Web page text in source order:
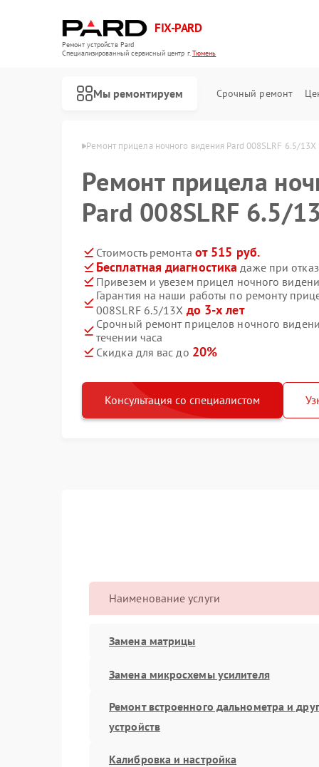
FIX-PARD
Ремонт устройств Pard
Специализированный cервисный центр г.Тюмень
Мы ремонтируем Срочный ремонт
Pard в Тюмени Ремонт прицела ночного видения Pard 008SLRF 6.5/
Ремонт прицела
Pard 008SLRF 6.5/
Стоимость ремонта от 515 руб.
Бесплатная диагностика даже при
Привезем и увезем прицел ночного
Гарантия на наши работы по ремонту
008SLRF 6.5/13X до 3-х лет
Срочный ремонт прицелов ночного
течении часа
Скидка для вас до 20%
Консультация со специалистом
Наименование услуги
Замена матрицы
Замена микросхемы усилителя
Ремонт встроенного дальнометра и
устройств
Калибровка и настройка